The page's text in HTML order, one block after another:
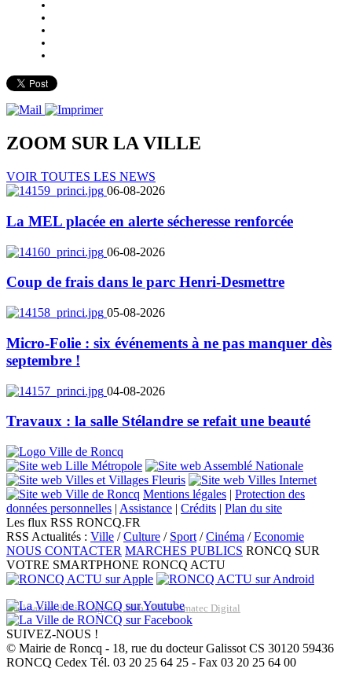
ZOOM SUR LAVILLE
VOIR TOUTES LES NEWS
06-08-2026
La MEL placée en alerte sécheresse renforcée
06-08-2026
Coup de frais dans le parc Henri-Desmettre
05-08-2026
Micro-Folie : six événements à ne pas manquer dès
septembre !
04-08-2026
Travaux : la salle Stélandre se refait une beauté
Mentions légales | Protection des
données personnelles | Assistance | Crédits | Plan du site
Les flux RSS RONCQ.FR
RSS Actualités : Ville /Culture / Sport /Cinéma /Economie
NOUS CONTACTER MARCHES PUBLICS RONCQ SUR
VOTRE SMARTPHONE RONCQ ACTU
Réalisation du site: Agence Web Lille Promatec Digital
SUIVEZ-NOUS !
© Mairie de Roncq - 18, rue du docteur Galissot CS 30120 59436
RONCQ Cedex Tél. 03 20 25 64 25 - Fax 03 20 25 64 00